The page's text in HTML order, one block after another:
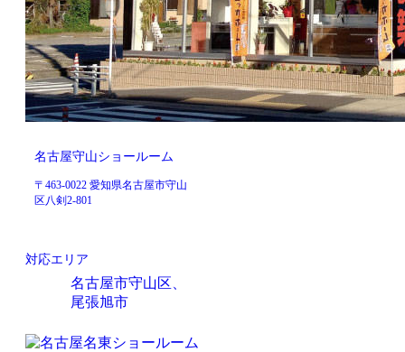
名古屋守山ショールーム
〒463-0022 愛知県名古屋市守山
区八剣2-801
対応エリア
名古屋市守山区、
尾張旭市